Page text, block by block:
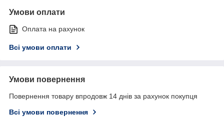
Умови оплати
Оплата на рахунок
Всі умови оплати
Умови повернення
Повернення товару впродовж 14 днів за рахунок покупця
Всі умови повернення